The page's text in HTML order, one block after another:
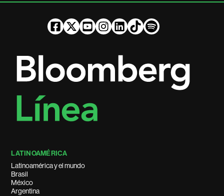
LATINOAMÉRICA
Latinoamérica y el mundo
Brasil
México
Argentina